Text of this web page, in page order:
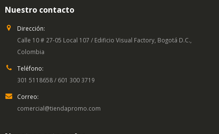
Nuestro contacto
Dirección:
Calle 10 # 27-05 Local 107 / Edificio Visual Factory, Bogotá D.C.,
Colombia
Teléfono:
301 5118658 / 601 300 3719
Correo:
comercial@tiendapromo.com